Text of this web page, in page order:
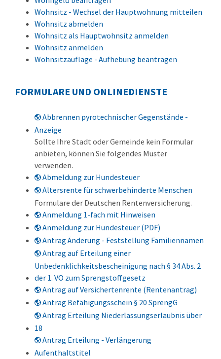
Wohnsitz - Wechsel der Hauptwohnung mitteilen
Wohnsitz abmelden
Wohnsitz als Hauptwohnsitz anmelden
Wohnsitz anmelden
Wohnsitzauflage - Aufhebung beantragen
FORMULARE UND ONLINEDIENSTE
Abbrennen pyrotechnischer Gegenstände -
Anzeige
Sollte Ihre Stadt oder Gemeinde kein Formular
anbieten, können Sie folgendes Muster
verwenden.
Abmeldung zur Hundesteuer
Altersrente für schwerbehinderte Menschen
Formulare der Deutschen Rentenversicherung.
Anmeldung 1-fach mit Hinweisen
Anmeldung zur Hundesteuer (PDF)
Antrag Änderung - Feststellung Familiennamen
Antrag auf Erteilung einer
Unbedenklichkeitsbescheinigung nach § 34 Abs. 2
der 1. VO zum Sprengstoffgesetz
Antrag auf Versichertenrente (Rentenantrag)
Antrag Befähigungsschein § 20 SprengG
Antrag Erteilung Niederlassungserlaubnis über
18
Antrag Erteilung - Verlängerung
Aufenthaltstitel